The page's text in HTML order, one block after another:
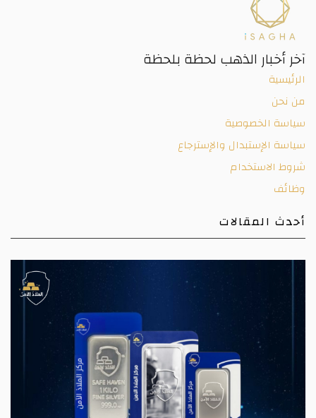
آخر أخبار الذهب لحظة بلحظة
الرئيسية
من نحن
سياسة الخصوصية
سياسة الإستبدال والإسترجاع
شروط الاستخدام
وظائف
أحدث المقالات